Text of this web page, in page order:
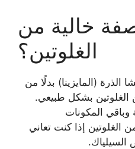
خالية من
الغلوتين؟
(المايزينا) بدلًا من
الغلوتين بشكل طبيعي.
المكونات
الغلوتين إذا كنت تعاني